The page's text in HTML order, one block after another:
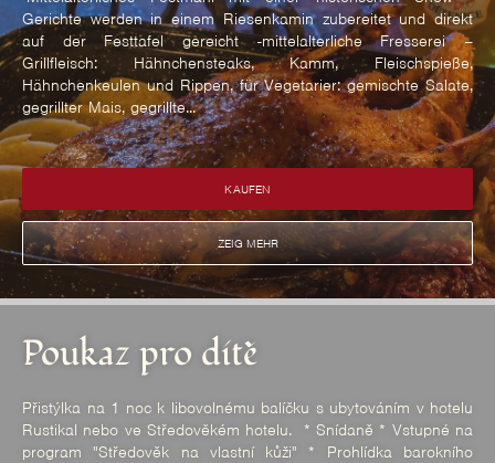
Gerichte werden in einem Riesenkamin zubereitet und direkt
auf der Festtafel gereicht -mittelalterliche Fresserei –
Grillfleisch: Hähnchensteaks, Kamm, Fleischspieße,
Hähnchenkeulen und Rippen, für Vegetarier: gemischte Salate,
gegrillter Mais, gegrillte...
KAUFEN
ZEIG MEHR
Poukaz pro dítě
Přistýlka na 1 noc k libovolnému balíčku s ubytováním v hotelu
Rustikal nebo ve Středověkém hotelu. * Snídaně * Vstupné na
program "Středověk na vlastní kůži" * Prohlídka barokního